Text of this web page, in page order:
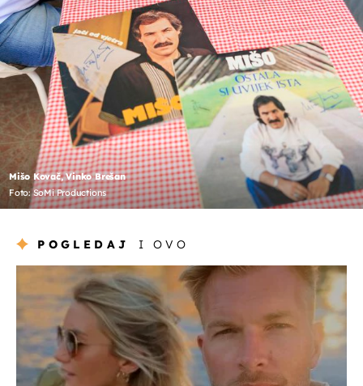
Mišo Kovač, Vinko Brešan
Foto: SoMi Productions
POGLEDAJ I OVO